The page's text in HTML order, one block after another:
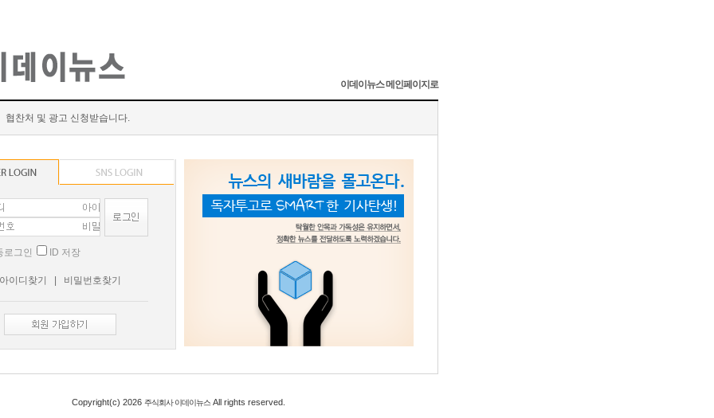
이데이뉴스 메인페이지로
협찬처 및 광고 신청받습니다.
그인 ID 저장
이디찾기 비밀번호찾기
Copyright(c) 2026 주식회사 이데이뉴스 All rights reserved.